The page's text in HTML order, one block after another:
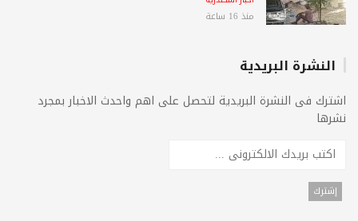
منذ 16 ساعة
النشرة البريدية
اشترك فى النشرة البريدية لتحصل على اهم واحدث الاخبار بمجرد
نشرها